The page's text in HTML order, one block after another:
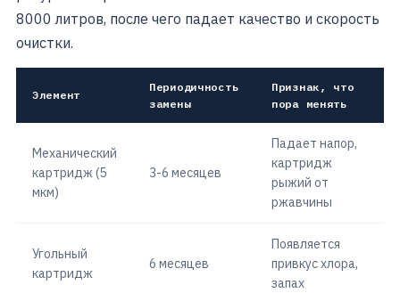
8000 литров, после чего падает качество и скорость
очистки.
Элемент
Периодичность
замены
Признак, что
пора менять
Механический
картридж (5
мкм)
3-6 месяцев
Падает напор,
картридж
рыжий от
ржавчины
Угольный
картридж
6 месяцев
Появляется
привкус хлора,
запах